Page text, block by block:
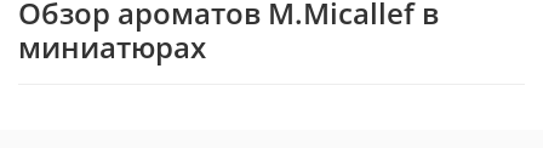
Обзор ароматов M.Micallef в
миниатюрах